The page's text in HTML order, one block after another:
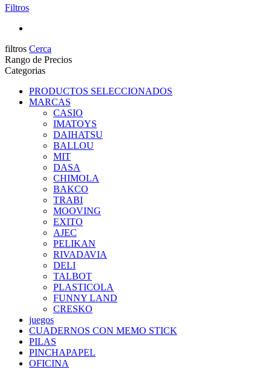
Filtros
filtros Cerca
Rango de Precios
Categorias
PRODUCTOS SELECCIONADOS
MARCAS
CASIO
IMATOYS
DAIHATSU
BALLOU
MIT
DASA
CHIMOLA
BAKCO
TRABI
MOOVING
EXITO
AJEC
PELIKAN
RIVADAVIA
DELI
TALBOT
PLASTICOLA
FUNNY LAND
CRESKO
juegos
CUADERNOS CON MEMO STICK
PILAS
PINCHAPAPEL
OFICINA